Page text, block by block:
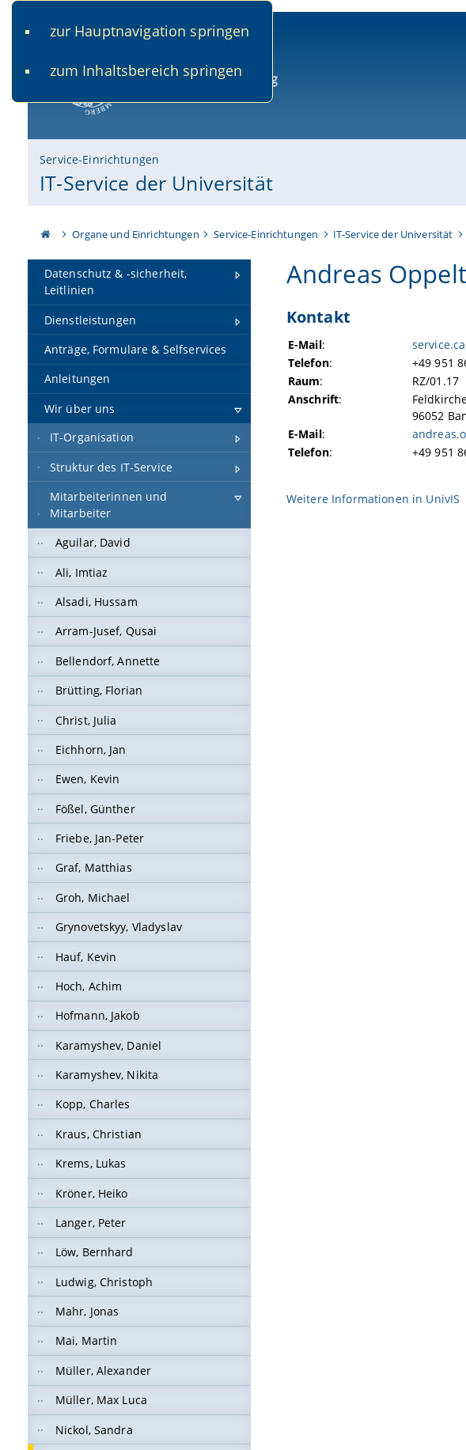
zur Hauptnavigation springen
zum Inhaltsbereich springen
Service-Einrichtungen
IT-Service der Universität
Organe und Einrichtungen Service-Einrichtungen IT-Service der Universität
Datenschutz & -sicherheit,
Leitlinien
Dienstleistungen
Anträge, Formulare & Selfservices
Anleitungen
Wir über uns
IT-Organisation
Struktur des IT-Service
Mitarbeiterinnen und
Mitarbeiter
Aguilar, David
Ali, Imtiaz
Alsadi, Hussam
Arram-Jusef, Qusai
Bellendorf, Annette
Brütting, Florian
Christ, Julia
Eichhorn, Jan
Ewen, Kevin
Fößel, Günther
Friebe, Jan-Peter
Graf, Matthias
Groh, Michael
Grynovetskyy, Vladyslav
Hauf, Kevin
Hoch, Achim
Hofmann, Jakob
Karamyshev, Daniel
Karamyshev, Nikita
Kopp, Charles
Kraus, Christian
Krems, Lukas
Kröner, Heiko
Langer, Peter
Löw, Bernhard
Ludwig, Christoph
Mahr, Jonas
Mai, Martin
Müller, Alexander
Müller, Max Luca
Nickol, Sandra
Andreas Oppelt
Kontakt
E-Mail:
Telefon:
+49 951
Raum:
RZ/01.17
Anschrift:
96052
E-Mail:
Telefon: +49 951
Weitere Informationen in UnivIS